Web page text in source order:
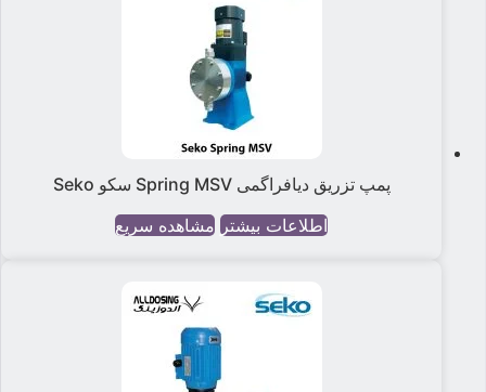
پمپ تزریق دیافراگمی Spring MSV سکو Seko
اطلاعات بیشتر مشاهده سریع